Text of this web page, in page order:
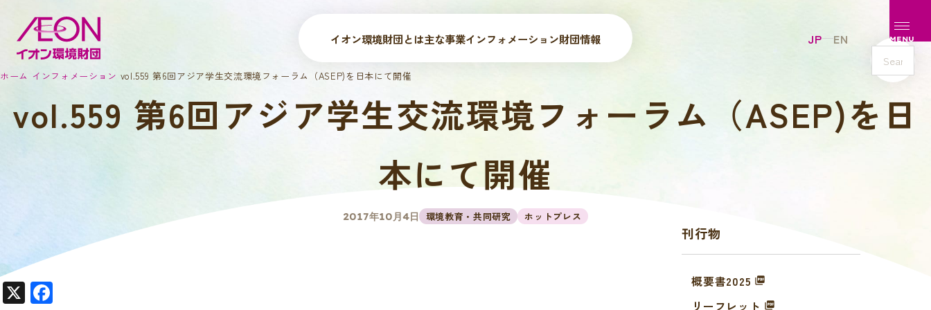
メニュ
MENU
イオン環境財団とは主な事業インフォメーション財団情報 JP
EN
s
e
a
r
ホーム インフォメーション vol.559 第6回アジア学生交流環境フォーラム（ASEP)を日本にて開催
vol.559 第6回アジア学生交流環境フォーラム（ASEP)を日
本にて開催
2017年10月4日 環境教育・共同研究 ホットプレス
X
刊行物
概要書2025
リーフレット